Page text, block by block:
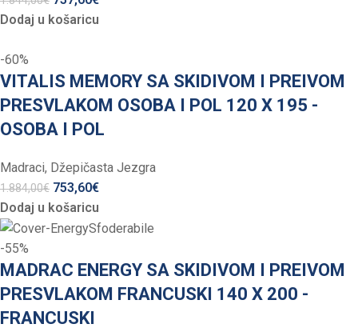
Dodaj u košaricu
-60%
VITALIS MEMORY SA SKIDIVOM I PREIVOM
PRESVLAKOM OSOBA I POL 120 X 195 -
OSOBA I POL
Madraci, Džepičasta Jezgra
1.884,00€ 753,60€
Dodaj u košaricu
-55%
MADRAC ENERGY SA SKIDIVOM I PREIVOM
PRESVLAKOM FRANCUSKI 140 X 200 -
FRANCUSKI